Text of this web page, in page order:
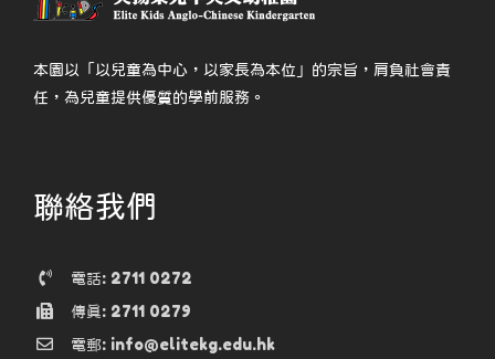
本園以「以兒童為中心，以家長為本位」的宗旨，肩負社會責
任，為兒童提供優質的學前服務。
聯絡我們
電話: 2711 0272
傳真: 2711 0279
電郵: info@elitekg.edu.hk